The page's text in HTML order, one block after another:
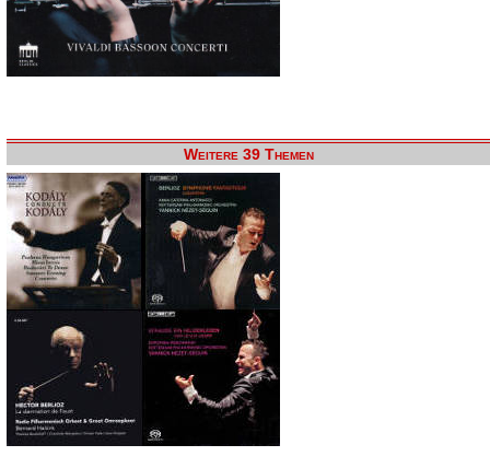
Weitere 39 Themen